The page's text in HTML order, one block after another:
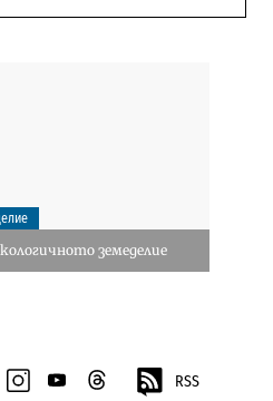
земеделие
instagram
youtubethreads RSS